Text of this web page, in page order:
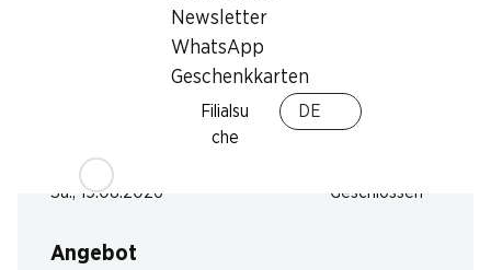
Newsletter
WhatsApp
Geschenkkarten
Filialsu
che
DE
geschlossen
Besondere Öffnungszeiten
Sa., 15.08.2026 Geschlossen
Angebot